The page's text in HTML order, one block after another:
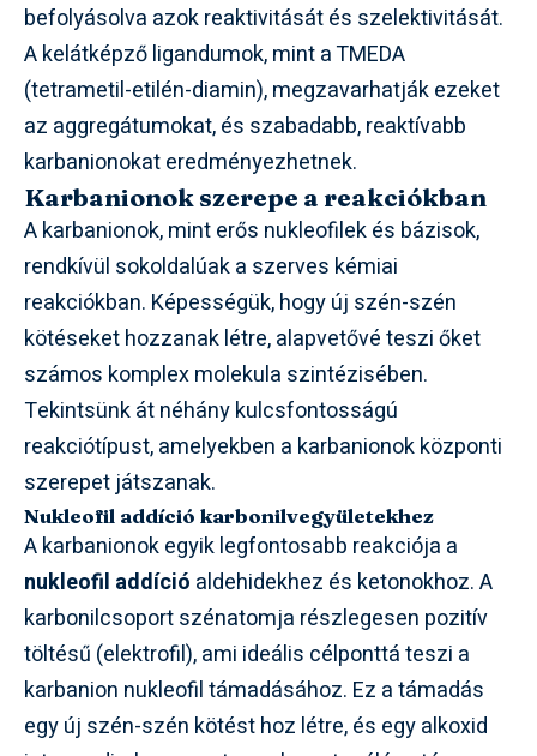
befolyásolva azok reaktivitását és szelektivitását.
A kelátképző ligandumok, mint a TMEDA
(tetrametil-etilén-diamin), megzavarhatják ezeket
az aggregátumokat, és szabadabb, reaktívabb
karbanionokat eredményezhetnek.
Karbanionok szerepe a reakciókban
A karbanionok, mint erős nukleofilek és bázisok,
rendkívül sokoldalúak a szerves kémiai
reakciókban. Képességük, hogy új szén-szén
kötéseket hozzanak létre, alapvetővé teszi őket
számos komplex molekula szintézisében.
Tekintsünk át néhány kulcsfontosságú
reakciótípust, amelyekben a karbanionok központi
szerepet játszanak.
Nukleofil addíció karbonilvegyületekhez
A karbanionok egyik legfontosabb reakciója a
nukleofil addíció aldehidekhez és ketonokhoz. A
karbonilcsoport szénatomja részlegesen pozitív
töltésű (elektrofil), ami ideális célponttá teszi a
karbanion nukleofil támadásához. Ez a támadás
egy új szén-szén kötést hoz létre, és egy alkoxid